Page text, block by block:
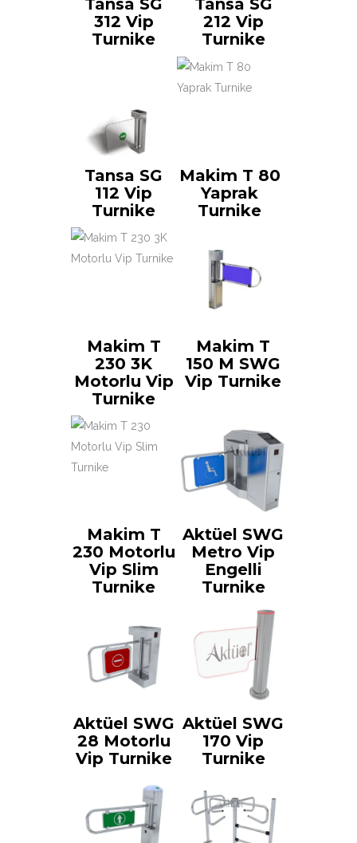
Tansa SG
312 Vip
Turnike
Tansa SG
212 Vip
Turnike
Tansa SG
112 Vip
Turnike
Makim T 80
Yaprak
Turnike
Makim T
230 3K
Motorlu Vip
Turnike
Makim T
150 M SWG
Vip Turnike
Makim T
230 Motorlu
Vip Slim
Turnike
Aktüel SWG
Metro Vip
Engelli
Turnike
Aktüel SWG
28 Motorlu
Vip Turnike
Aktüel SWG
170 Vip
Turnike